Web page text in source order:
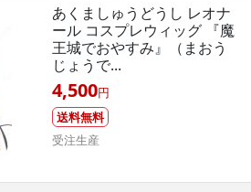
あくましゅうどうし レオナ
ール コスプレウィッグ 『魔
王城でおやすみ』（まおう
じょうで...
4,500円
送料無料
受注生産